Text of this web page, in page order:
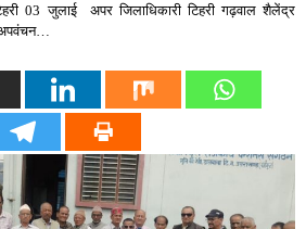
03 जुलाई अपर जिलाधिकारी टिहरी गढ़वाल शैलेंद्र